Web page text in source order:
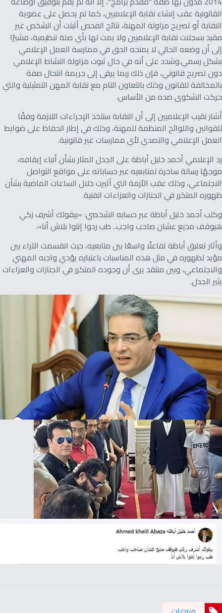
القانونية عقب إنشاء نقابة الإعلاميين، كما لم يحصل على عضوية
النقابة أو تصريح مزاولة المهنة، نتائج الفحص أثبتت أن الشخص غير
مقيد بسجلات نقابة الإعلاميين ولا يمت لها بأي صلة تنظيمية، مشيرًا
إلى أن وضعه الحالي لا يمنحه الحق في ممارسة العمل الإعلامي
بشكل رسمي.وشدد على أنه في حال ثبوت مزاولة النشاط الإعلامي
دون تصريح قانوني، فإن ذلك ربما يرقى إلى جريمة انتحال صفة
بالمخالفة للقانون وذلك بالتعاون التام مع نقابة المهن التمثيلية والتي
حركت الشكوى ضده من الأساس.
أشار نقيب الإعلاميين إلى أن النقابة ستتخذ الإجراءات اللازمة وفقًا
للقوانين واللوائح المنظمة للمهنة، وذلك في إطار الحفاظ على ضوابط
العمل الإعلامي والتصدي لأي ممارسات غير قانونية.
رد الإعلامي أحمد خليل أباظة على الجدل المثار بشأن أنباء إيقافه،
موجهًا رسالة ساخرة لمتابعيه عبر حساباته على مواقع التواصل
الاجتماعي، وذلك عقب الأزمة التي أثيرت خلال الساعات الماضية بشأن
ظهوره المتكرر في الجنازات والعزاءات الفنية.
وكتب أحمد خليل أباظة عبر حسابه الشخصي: «بيقولك أشرف زكي
هيوقف مذيع عشان صاحب واجب.. طب ردوا إنتوا بلاش أنا».
وأثار تعليق أباظة تفاعلًا واسعًا بين متابعيه، حيث انقسمت الآراء بين
مؤيد لظهوره في مثل هذه المناسبات باعتباره يؤدي واجبه المهني
والاجتماعي، وبين منتقد يرى أن وجوده المتكرر في الجنازات والعزاءات
يثير الجدل.